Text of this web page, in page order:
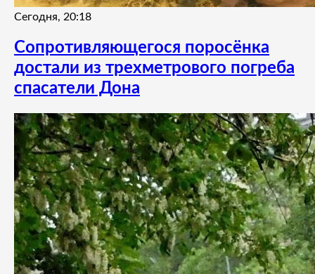
Сегодня, 20:18
Сопротивляющегося поросёнка
достали из трехметрового погреба
спасатели Дона